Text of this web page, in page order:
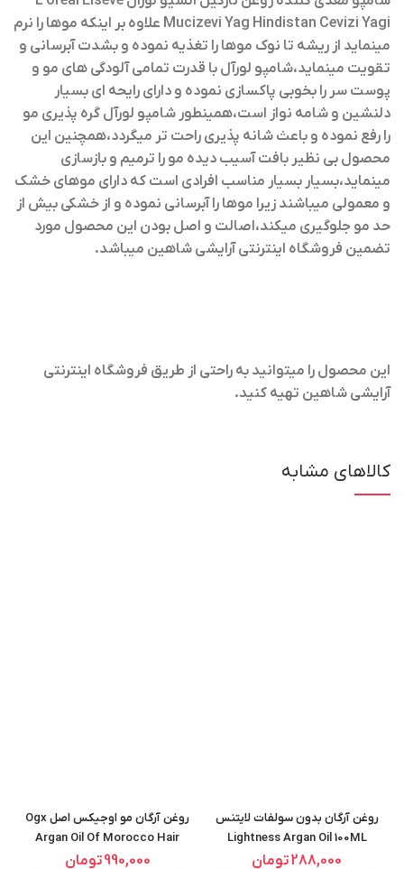
Mucizevi Yag Hindistan Cevizi Yagi علاوه بر اینکه موها را نرم
مینماید از ریشه تا نوک موها را تغذیه نموده و بشدت آبرسانی و
تقویت مینماید،شامپو لورآل با قدرت تمامی آلودگی های مو و
پوست سر را بخوبی پاکسازی نموده و دارای رایحه ای بسیار
دلنشین و شامه نواز است،همینطور شامپو لورآل گره پذیری مو
را رفع نموده و باعث شانه پذیری راحت تر میگردد،همچنین این
محصول بی نظیر بافت آسیب دیده مو را ترمیم و بازسازی
مینماید،بسیار بسیار مناسب افرادی است که دارای موهای خشک
و معمولی میباشند زیرا موها را آبرسانی نموده و از خشکی بیش از
حد مو جلوگیری میکند،اصالت و اصل بودن این محصول مورد
تضمین فروشگاه اینترنتی آرایشی شاهین میباشد.
این محصول را میتوانید به راحتی از طریق فروشگاه اینترنتی
آرایشی شاهین تهیه کنید.
کالاهای مشابه
روغن آرگان بدون سولفات لایتنس
Lightness Argan Oil 100ML
288,000تومان
روغن آرگان مو اوجیکس اصل Ogx
Argan Oil Of Morocco Hair
100ML
990,000تومان